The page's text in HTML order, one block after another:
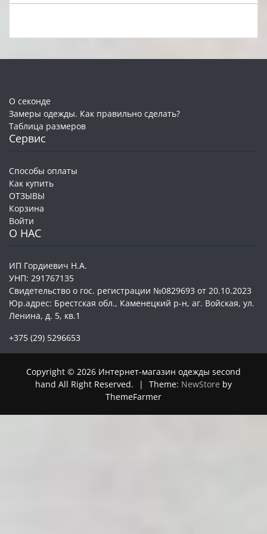
О секонде
Замеры одежды. Как правильно сделать?
Таблица размеров
Сервис
Способы оплаты
Как купить
ОТЗЫВЫ
Корзина
Войти
О НАС
ИП Гордиевич Н.А.
УНП: 291767135
Свидетельство о гос. регистрации №0829693 от 20.10.2023
Юр.адрес: Брестская обл., Каменецкий р-н, аг. Войская, ул.
Ленина, д. 5, кв.1
+375 (29) 5296653
Copyright © 2026 Интернет-магазин одежды second
hand All Right Reserved.
| Theme: NewStore by
ThemeFarmer